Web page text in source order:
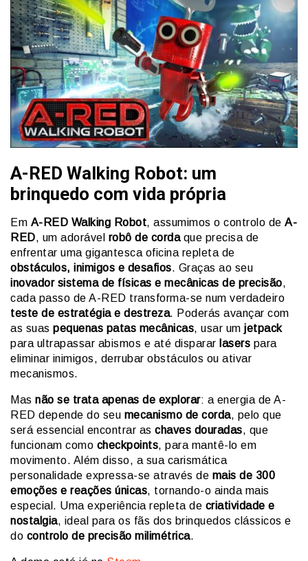
A-RED Walking Robot: um
brinquedo com vida própria
Em A-RED Walking Robot, assumimos o controlo de A-
RED, um adorável robô de cordaque precisa de
enfrentar uma gigantesca oficina repleta de
obstáculos, inimigos e desafios. Graças ao seu
inovador sistema de físicas e mecânicas de precisão,
cada passo de A-RED transforma-se num verdadeiro
teste de estratégia e destreza. Poderás avançar com
as suas pequenas patas mecânicas, usar um jetpack
para ultrapassar abismos e até disparar lasers para
eliminar inimigos, derrubar obstáculos ou ativar
mecanismos.
Mas não se trata apenas de explorar: a energia de A-
RED depende do seu mecanismo de corda, pelo que
será essencial encontrar as chaves douradas, que
funcionam como checkpoints, para mantê-lo em
movimento. Além disso, a sua carismática
personalidade expressa-se através de mais de 300
emoções e reações únicas, tornando-o ainda mais
especial. Uma experiência repleta de criatividade e
nostalgia, ideal para os fãs dos brinquedos clássicos e
do controlo de precisão milimétrica.